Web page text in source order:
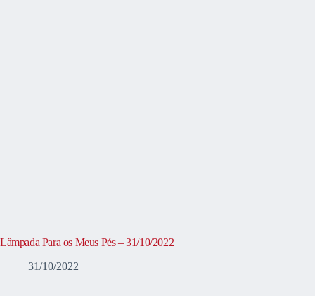
Lâmpada Para os Meus Pés – 31/10/2022
31/10/2022